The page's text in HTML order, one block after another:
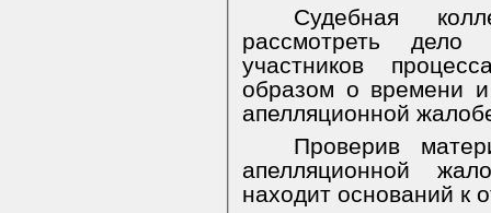
Судебная
рассмотреть дело
участников
образом о времени
апелляционной
Проверив
апелляционной
находит оснований к